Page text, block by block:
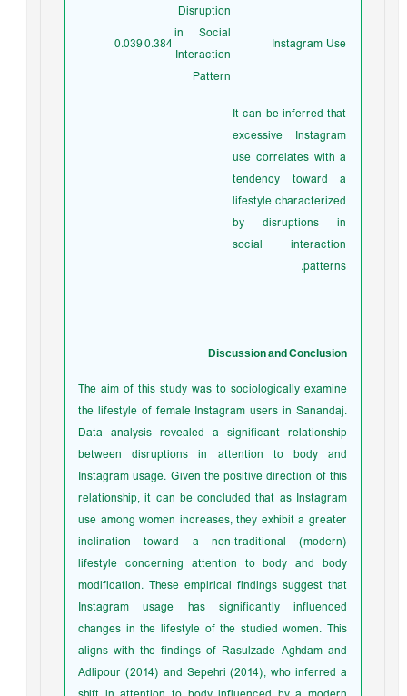
Instagram Use
Disruption
in Social
Interaction
Pattern
0.384
0.039
It can be inferred that
excessive Instagram
use correlates with a
tendency toward a
lifestyle characterized
by disruptions in
social interaction
patterns.
Discussion and Conclusion
The aim of this study was to sociologically examine
the lifestyle of female Instagram users in Sanandaj.
Data analysis revealed a significant relationship
between disruptions in attention to body and
Instagram usage. Given the positive direction of this
relationship, it can be concluded that as Instagram
use among women increases, they exhibit a greater
inclination toward a non-traditional (modern)
lifestyle concerning attention to body and body
modification. These empirical findings suggest that
Instagram usage has significantly influenced
changes in the lifestyle of the studied women. This
aligns with the findings of Rasulzade Aghdam and
Adlipour (2014) and Sepehri (2014), who inferred a